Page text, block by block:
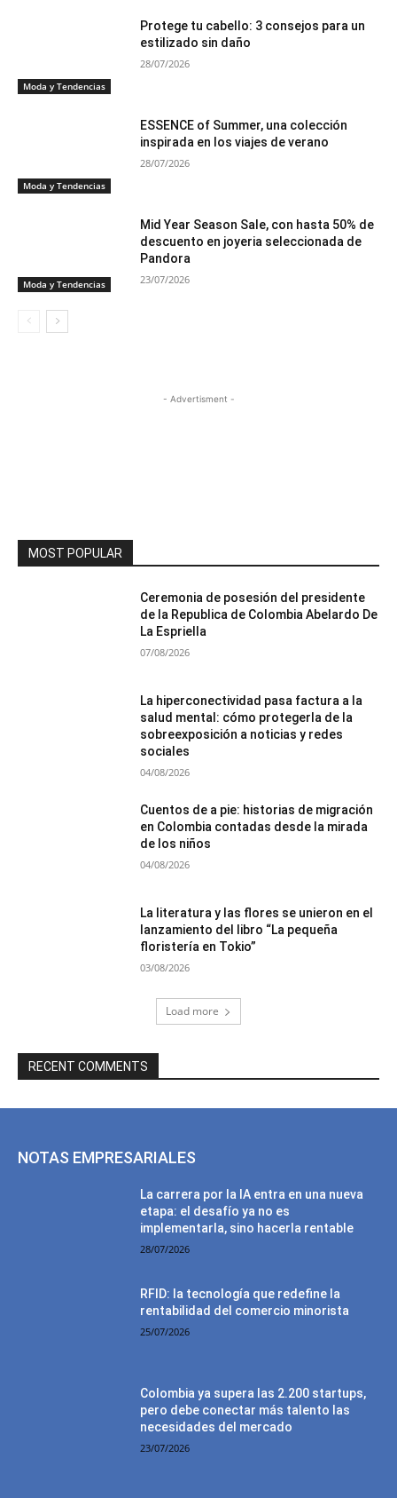
Moda y Tendencias
Protege tu cabello: 3 consejos para un
estilizado sin daño
28/07/2026
Moda y Tendencias
ESSENCE of Summer, una colección
inspirada en los viajes de verano
28/07/2026
Moda y Tendencias
Mid Year Season Sale, con hasta 50% de
descuento en joyeria seleccionada de
Pandora
23/07/2026
- Advertisment -
MOST POPULAR
Ceremonia de posesión del presidente
de la Republica de Colombia Abelardo De
La Espriella
07/08/2026
La hiperconectividad pasa factura a la
salud mental: cómo protegerla de la
sobreexposición a noticias y redes
sociales
04/08/2026
Cuentos de a pie: historias de migración
en Colombia contadas desde la mirada
de los niños
04/08/2026
La literatura y las flores se unieron en el
lanzamiento del libro “La pequeña
floristería en Tokio”
03/08/2026
Load more
RECENT COMMENTS
NOTAS EMPRESARIALES
La carrera por la IA entra en una nueva
etapa: el desafío ya no es
implementarla, sino hacerla rentable
28/07/2026
RFID: la tecnología que redefine la
rentabilidad del comercio minorista
25/07/2026
Colombia ya supera las 2.200 startups,
pero debe conectar más talento las
necesidades del mercado
23/07/2026